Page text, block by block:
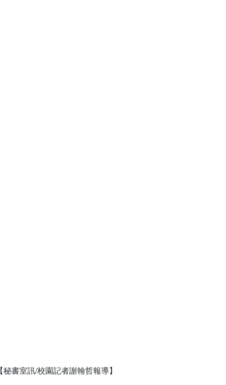
【秘書室訊/校園記者謝翰哲報導】